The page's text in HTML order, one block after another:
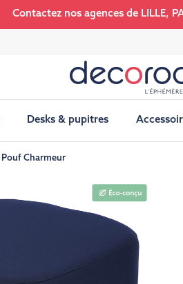
Contactez nos agences de LILLE,
Desks & pupitres
Pouf Charmeur